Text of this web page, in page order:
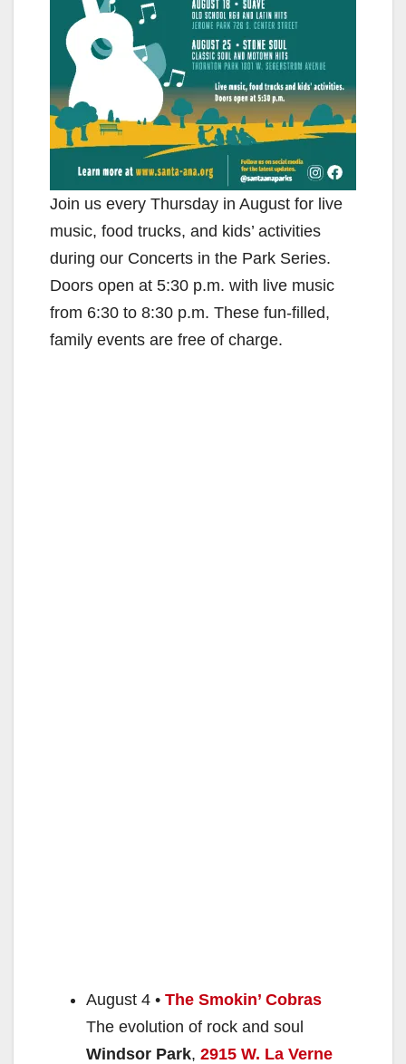
Join us every Thursday in August for live
music, food trucks, and kids’ activities
during our Concerts in the Park Series.
Doors open at 5:30 p.m. with live music
from 6:30 to 8:30 p.m. These fun-filled,
family events are free of charge.
August 4 • The Smokin’ Cobras
The evolution of rock and soul
Windsor Park, 2915 W. La Verne